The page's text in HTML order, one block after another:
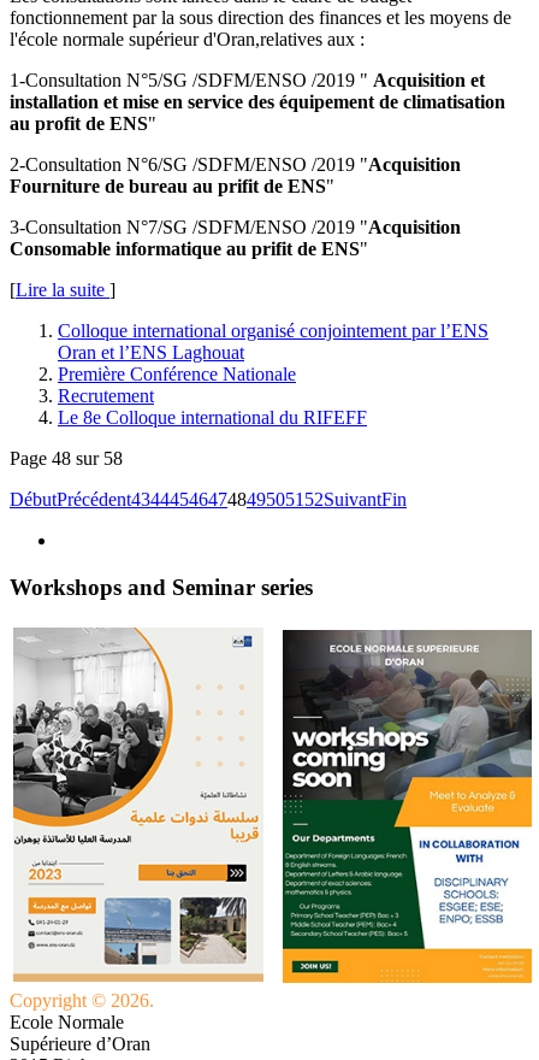
fonctionnement par la sous direction des finances et les moyens de
l'école normale supérieur d'Oran,relatives aux :
1-Consultation N°5/SG /SDFM/ENSO /2019 " Acquisition et
installation et mise en service des équipement de climatisation
au profit de ENS"
2-Consultation N°6/SG /SDFM/ENSO /2019 "Acquisition
Fourniture de bureau au prifit de ENS"
3-Consultation N°7/SG /SDFM/ENSO /2019 "Acquisition
Consomable informatique au prifit de ENS"
[Lire la suite ]
Colloque international organisé conjointement par l’ENS
Oran et l’ENS Laghouat
Première Conférence Nationale
Recrutement
Le 8e Colloque international du RIFEFF
Page 48 sur 58
DébutPrécédent434445464748495051 52SuivantFin
Workshops and Seminar series
Copyright © 2026.
Ecole Normale
Supérieure d’Oran